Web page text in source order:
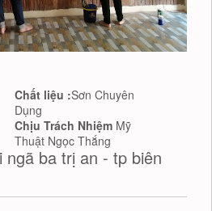
Chất liệu :Sơn Chuyên
Dụng
Chịu Trách Nhiệm Mỹ
Thuật Ngọc Thắng
ba trị an - tp biên